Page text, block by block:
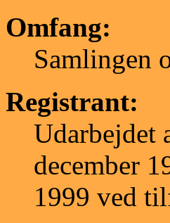
Omfang:
Samlingen
Registrant:
Udarbejdet
december
1999 ved